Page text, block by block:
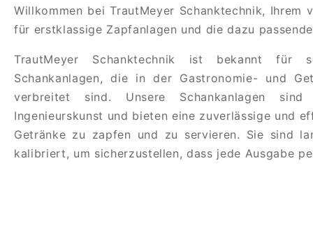
Willkommen bei TrautMeyer Schanktechnik, Ihrem
für erstklassige Zapfanlagen und die dazu
TrautMeyer Schanktechnik ist bekannt für
Schankanlagen, die in der Gastronomie- und
verbreitet sind. Unsere Schankanlagen sind
Ingenieurskunst und bieten eine zuverlässige und
Getränke zu zapfen und zu servieren. Sie sind
kalibriert, um sicherzustellen, dass jede Ausgabe